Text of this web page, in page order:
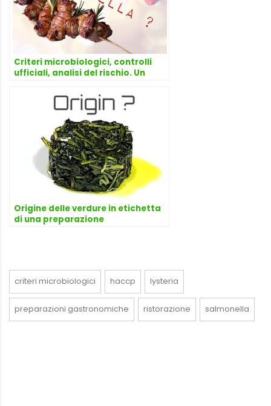
Criteri microbiologici, controlli
ufficiali, analisi del rischio. Un
Origine delle verdure in etichetta
di una preparazione
criteri microbiologici haccp lysteria
preparazioni gastronomiche ristorazione salmonella